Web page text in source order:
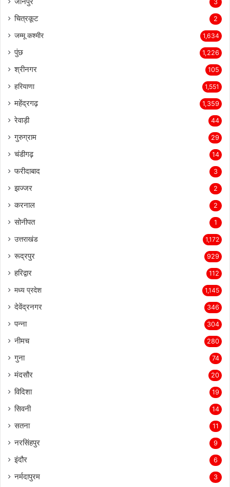
3
चित्रकूट 2
जम्मू कश्मीर 1,634
पुंछ 1,226
श्रीनगर 105
हरियाणा 1,551
महेंद्रगढ़ 1,359
रेवाड़ी 44
गुरुग्राम 29
चंडीगढ़ 14
फरीदाबाद 3
झज्जर 2
करनाल 2
सोनीपत 1
उत्तराखंड 1,172
रूद्रपुर 929
हरिद्वार 112
मध्य प्रदेश 1,145
देवेंद्रनगर 346
पन्ना 304
नीमच 280
गुना 74
मंदसौर 20
विदिशा 19
सिवनी 14
सतना 11
नरसिंहपुर 9
इंदौर 6
नर्मदापुरम 3